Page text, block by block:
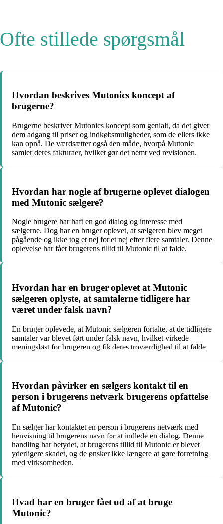
Ofte stillede spørgsmål
Hvordan beskrives Mutonics koncept af
brugerne?
Brugerne beskriver Mutonics koncept som genialt, da det giver
dem adgang til priser og indkøbsmuligheder, som de ellers ikke
kan opnå. De værdsætter også den måde, hvorpå Mutonic
samler deres fakturaer, hvilket gør det nemt ved revisionen.
Hvordan har nogle af brugerne oplevet dialogen
med Mutonic sælgere?
Nogle brugere har haft en god dialog og interesse med
sælgerne. Dog har en bruger oplevet, at sælgeren blev meget
pågående og ikke tog et nej for et nej efter flere samtaler. Denne
oplevelse har fået brugerens tillid til Mutonic til at falde.
Hvordan har en bruger oplevet at Mutonic
sælgeren oplyste, at samtalerne tidligere har
været under falsk navn?
En bruger oplevede, at Mutonic sælgeren fortalte, at de tidligere
samtaler var blevet ført under falsk navn, hvilket virkede
meningsløst for brugeren og fik deres troværdighed til at falde.
Hvordan påvirker en sælgers kontakt til en
person i brugerens netværk brugerens opfattelse
af Mutonic?
En sælger har kontaktet en person i brugerens netværk med
henvisning til brugerens navn for at indlede en dialog. Denne
handling har betydet, at brugerens tillid til Mutonic er blevet
yderligere skadet, og de ønsker ikke længere at gøre forretning
med virksomheden.
Hvad har en bruger fået ud af at bruge
Mutonic?